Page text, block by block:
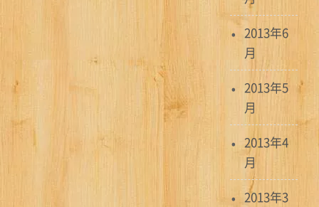
2013年6
月
2013年5
月
2013年4
月
2013年3